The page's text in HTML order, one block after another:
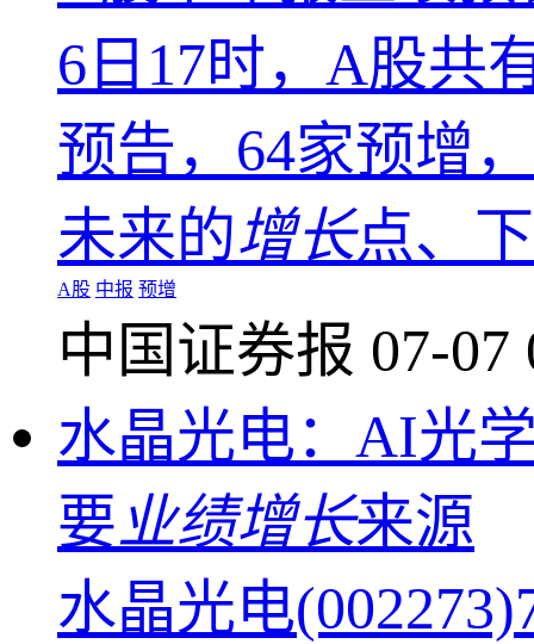
6日17时，A股共
预告，64家预增
未来的增长点、
A股 中报 预增
中国证券报 07-07
水晶光电：AI光
要业绩增长来源
水晶光电